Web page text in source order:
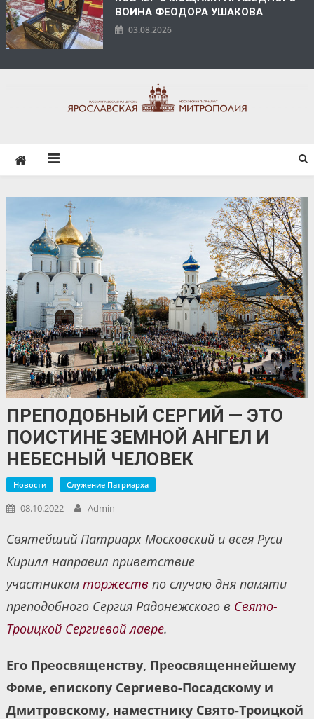
ВОИНА ФЕОДОРА УШАКОВА
03.08.2026
ПРЕПОДОБНЫЙ СЕРГИЙ — ЭТО
ПОИСТИНЕ ЗЕМНОЙ АНГЕЛ И
НЕБЕСНЫЙ ЧЕЛОВЕК
Новости Служение Патриарха
08.10.2022 Admin
Святейший Патриарх Московский и всея Руси
Кирилл направил приветствие
участникам торжеств по случаю дня памяти
преподобного Сергия Радонежского в Свято-
Троицкой Сергиевой лавре.
Его Преосвященству, Преосвященнейшему
Фоме, епископу Сергиево-Посадскому и
Дмитровскому, наместнику Свято-Троицкой